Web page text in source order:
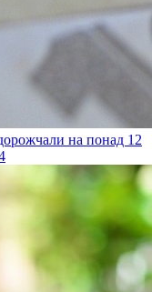
на понад 12